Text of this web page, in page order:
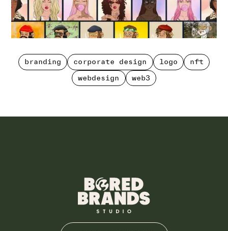
branding
branding
corporate design
corporate design
logo
logo
nft
nft
webdesign
webdesign
web3
web3